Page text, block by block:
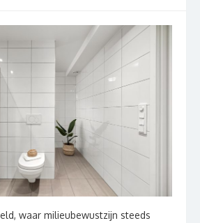
waar milieubewustzijn steeds